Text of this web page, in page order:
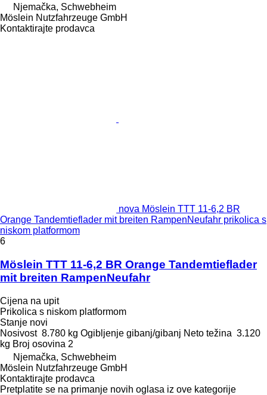
Njemačka, Schwebheim
Möslein Nutzfahrzeuge GmbH
Kontaktirajte prodavca
nova Möslein TTT 11-6,2 BR
Orange Tandemtieflader mit breiten RampenNeufahr prikolica s
niskom platformom
6
Möslein TTT 11-6,2 BR Orange Tandemtieflader
mit breiten RampenNeufahr
Cijena na upit
Prikolica s niskom platformom
Stanje novi
Nosivost 8.780 kg Ogibljenje gibanj/gibanj Neto težina 3.120
kg Broj osovina 2
Njemačka, Schwebheim
Möslein Nutzfahrzeuge GmbH
Kontaktirajte prodavca
Pretplatite se na primanje novih oglasa iz ove kategorije